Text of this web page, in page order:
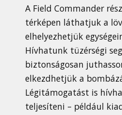
A Field Commander
térképen láthatjuk a
elhelyezhetjük
Hívhatunk tüzérségi
biztonságosan
elkezdhetjük a
Légitámogatást is
teljesíteni – például